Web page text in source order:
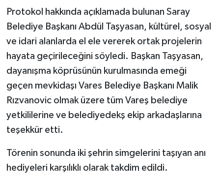
Protokol hakkında açıklamada bulunan Saray
Belediye Başkanı Abdül Taşyasan, kültürel, sosyal
ve idari alanlarda el ele vererek ortak projelerin
hayata geçirileceğini söyledi. Başkan Taşyasan,
dayanışma köprüsünün kurulmasında emeği
geçen mevkidaşı Vares Belediye Başkanı Malik
Rızvanovic olmak üzere tüm Vareş belediye
yetkililerine ve belediyedekş ekip arkadaşlarına
teşekkür etti.
Törenin sonunda iki şehrin simgelerini taşıyan anı
hediyeleri karşılıklı olarak takdim edildi.